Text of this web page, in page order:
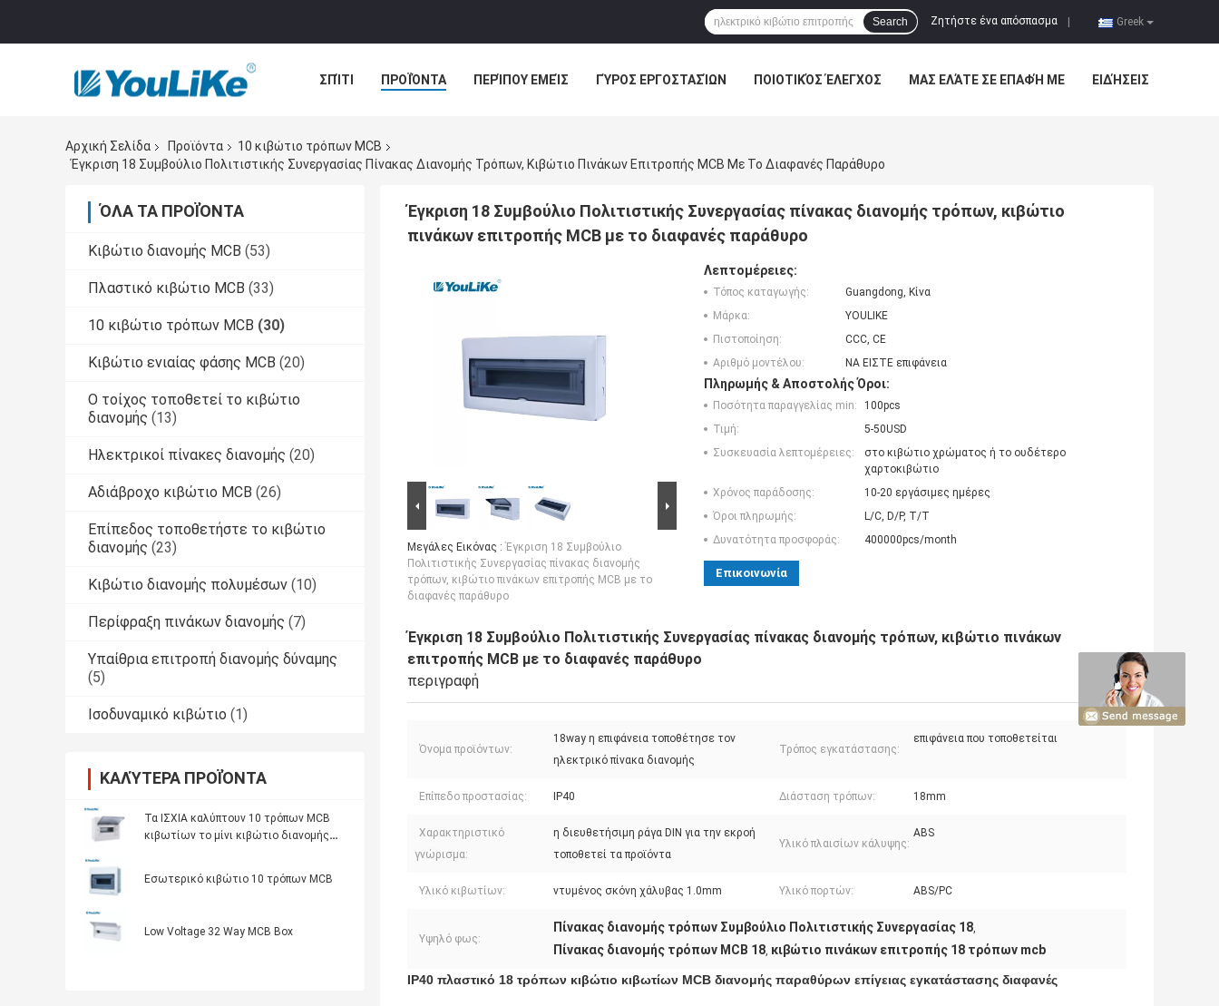
Greek
Ζητήστε ένα απόσπασμα
Search
ΣΠΊΤΙ ΠΡΟΪΌΝΤΑ ΠΕΡΊΠΟΥ ΕΜΕΊΣ ΓΎΡΟΣ ΕΡΓΟΣΤΑΣΊΩΝ ΠΟΙΟΤΙΚΌΣ ΈΛΕΓΧΟΣ ΜΑΣ ΕΛΆΤΕ ΣΕ ΕΠΑΦΉ ΜΕ ΕΙΔΉΣΕΙΣ
Αρχική Σελίδα
Προϊόντα
10 κιβώτιο τρόπων MCB
Έγκριση 18 Συμβούλιο Πολιτιστικής Συνεργασίας Πίνακας Διανομής Τρόπων, Κιβώτιο Πινάκων Επιτροπής MCB Με Το Διαφανές Παράθυρο
ΌΛΑ ΤΑ ΠΡΟΪΌΝΤΑ
Κιβώτιο διανομής MCB (53)
Πλαστικό κιβώτιο MCB (33)
10 κιβώτιο τρόπων MCB (30)
Κιβώτιο ενιαίας φάσης MCB (20)
Ο τοίχος τοποθετεί το κιβώτιο
διανομής (13)
Ηλεκτρικοί πίνακες διανομής (20)
Αδιάβροχο κιβώτιο MCB (26)
Επίπεδος τοποθετήστε το κιβώτιο
διανομής (23)
Κιβώτιο διανομής πολυμέσων (10)
Περίφραξη πινάκων διανομής (7)
Υπαίθρια επιτροπή διανομής δύναμης
(5)
Ισοδυναμικό κιβώτιο (1)
ΚΑΛΎΤΕΡΑ ΠΡΟΪΌΝΤΑ
Τα ΙΣΧΙΑ καλύπτουν 10 τρόπων MCB
κιβωτίων το μίνι κιβώτιο διανομής
Εσωτερικό κιβώτιο 10 τρόπων MCB
Low Voltage 32 Way MCB Box
Έγκριση 18 Συμβούλιο Πολιτιστικής Συνεργασίας πίνακας διανομής τρόπων, κιβώτιο
πινάκων επιτροπής MCB με το διαφανές παράθυρο
Μεγάλες Εικόνας :Έγκριση 18 Συμβούλιο
Πολιτιστικής Συνεργασίας πίνακας διανομής
τρόπων, κιβώτιο πινάκων επιτροπής MCB με το
διαφανές παράθυρο
Λεπτομέρειες:
Τόπος καταγωγής:
Guangdong, Κίνα
Μάρκα:
YOULIKE
Πιστοποίηση:
CCC, CE
Αριθμό μοντέλου:
ΝΑ ΕΙΣΤΕ επιφάνεια
Πληρωμής & Αποστολής Όροι:
Ποσότητα παραγγελίας min:
100pcs
Τιμή:
5-50USD
Συσκευασία λεπτομέρειες:
στο κιβώτιο χρώματος ή το ουδέτερο
χαρτοκιβώτιο
Χρόνος παράδοσης:
10-20 εργάσιμες ημέρες
Όροι πληρωμής:
L/C, D/P, T/T
Δυνατότητα προσφοράς:
400000pcs/month
Επικοινωνία
Έγκριση 18 Συμβούλιο Πολιτιστικής Συνεργασίας πίνακας διανομής τρόπων, κιβώτιο πινάκων
επιτροπής MCB με το διαφανές παράθυρο
περιγραφή
Όνομα προϊόντων:
18way η επιφάνεια τοποθέτησε τον
ηλεκτρικό πίνακα διανομής
Τρόπος εγκατάστασης:
επιφάνεια που τοποθετείται
Επίπεδο προστασίας: IP40 Διάσταση τρόπων: 18mm
Χαρακτηριστικό
γνώρισμα:
η διευθετήσιμη ράγα DIN για την εκροή
τοποθετεί τα προϊόντα
Υλικό πλαισίων κάλυψης:
ABS
Υλικό κιβωτίων: ντυμένος σκόνη χάλυβας 1.0mm Υλικό πορτών: ABS/PC
Υψηλό φως:
Πίνακας διανομής τρόπων Συμβούλιο Πολιτιστικής Συνεργασίας 18
Πίνακας διανομής τρόπων MCB 18 κιβώτιο πινάκων επιτροπής 18 τρόπων mcb
IP40 πλαστικό 18 τρόπων κιβώτιο κιβωτίων MCB διανομής παραθύρων επίγειας εγκατάστασης διαφανές